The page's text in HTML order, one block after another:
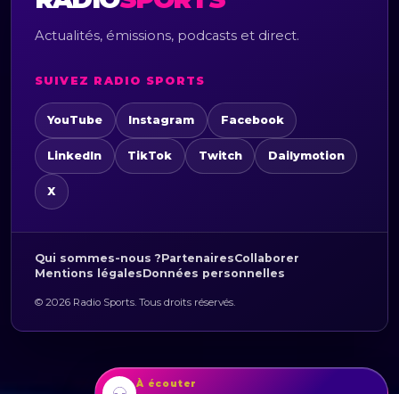
Actualités, émissions, podcasts et direct.
SUIVEZ RADIO SPORTS
YouTube Instagram Facebook
LinkedIn TikTok Twitch Dailymotion
X
Qui sommes-nous ?PartenairesCollaborer
Mentions légalesDonnées personnelles
© 2026 Radio Sports. Tous droits réservés.
À écouter